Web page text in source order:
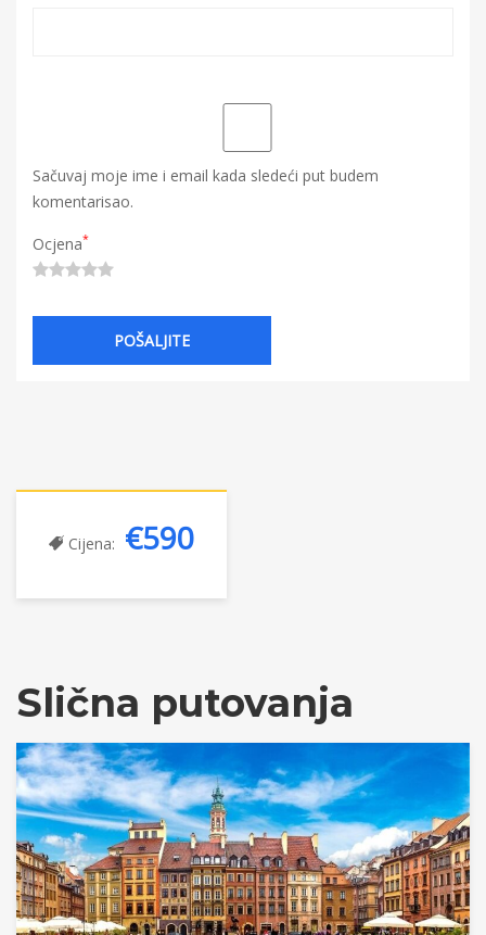
Sačuvaj moje ime i email kada sledeći put budem
komentarisao.
Ocjena*
Cijena: €590
Slična putovanja